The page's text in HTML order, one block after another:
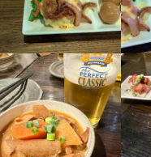
イルに合わせた働き方が
ど、柔軟に対応しますの
対応できます。
若手スタッフが活躍中の職
当店のアルバイトスタッ
た職場です。にぎやかな